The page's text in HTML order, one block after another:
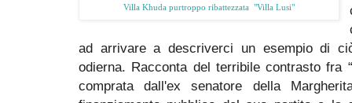
Villa Khuda purtroppo ribattezzata "Villa Lusi"
ad arrivare a descriverci un esempio di
odierna. Racconta del terribile contrasto fra
comprata dall'ex senatore della